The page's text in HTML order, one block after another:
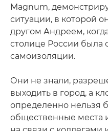
Magnum,
ситуации, в которой
другом Андреем,
столице России была
самоизоляции.
Они не знали,
выходить в город, а
определенно нельзя
общественные места